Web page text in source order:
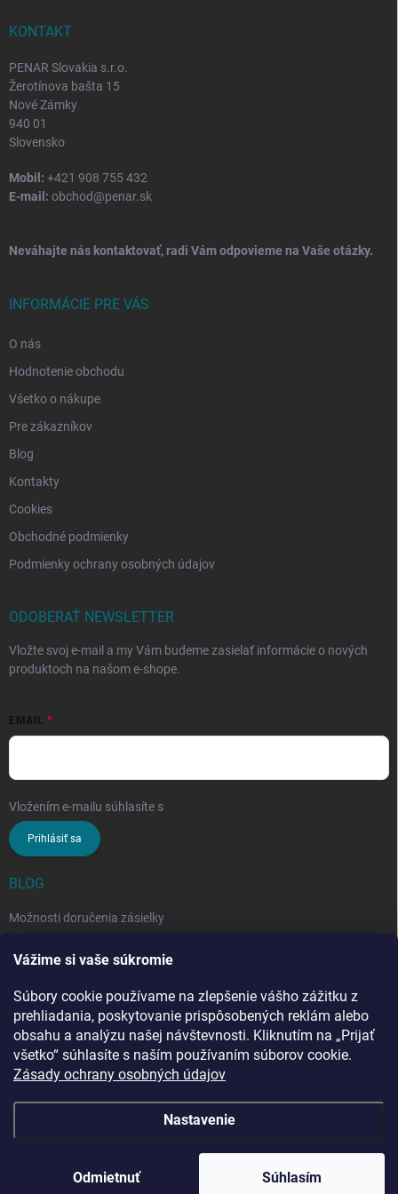
Vážime si vaše súkromie
Súbory cookie používame na zlepšenie vášho zážitku z
prehliadania, poskytovanie prispôsobených reklám alebo
obsahu a analýzu našej návštevnosti. Kliknutím na „Prijať
všetko“ súhlasíte s naším používaním súborov cookie.
Zásady ochrany osobných údajov
Nastavenie
Odmietnuť Súhlasím
KONTAKT
PENAR Slovakia s.r.o.
Žerotínova bašta 15
Nové Zámky
940 01
Slovensko
Mobil: +421 908 755 432
E-mail: obchod@penar.sk
Neváhajte nás kontaktovať, radi Vám odpovieme na Vaše otázky.
INFORMÁCIE PRE VÁS
O nás
Hodnotenie obchodu
Všetko o nákupe
Pre zákazníkov
Blog
Kontakty
Cookies
Obchodné podmienky
Podmienky ochrany osobných údajov
ODOBERAŤ NEWSLETTER
Vložte svoj e-mail a my Vám budeme zasielať informácie o nových
produktoch na našom e-shope.
EMAIL
Vložením e-mailu súhlasíte s
Prihlásiť sa
BLOG
Možnosti doručenia zásielky
vybrať?
Stropný sušiak bielizne na balkón: prečo si ho zvoliť? Týchto 7
benefitov si budete chváliť
. Všetky práva vyhradené.Upraviť nastavenie